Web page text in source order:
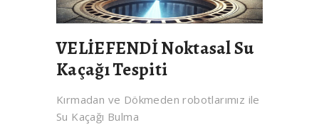
VELİEFENDİ Noktasal Su
Kaçağı Tespiti
Kırmadan ve Dökmeden robotlarımız ile
Su Kaçağı Bulma